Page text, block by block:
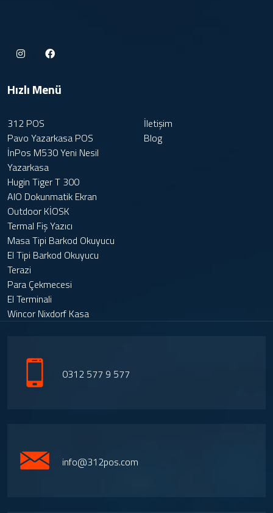
Hızlı Menü
312 POS
Pavo Yazarkasa POS
İnPos M530 Yeni Nesil
Yazarkasa
Hugin Tiger T 300
AIO Dokunmatik Ekran
Outdoor KİOSK
Termal Fiş Yazıcı
Masa Tipi Barkod Okuyucu
El Tipi Barkod Okuyucu
Terazi
Para Çekmecesi
El Terminali
Wincor Nixdorf Kasa
İletişim
Blog
0312 577 9 577
info@312pos.com